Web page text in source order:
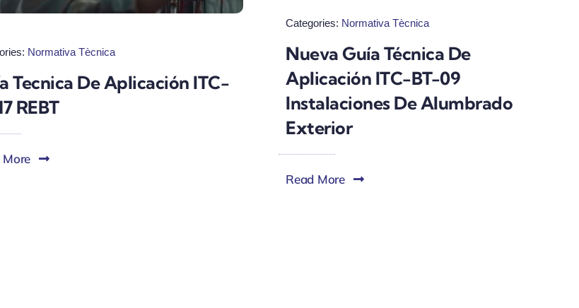
Normativa Tècnica
Tecnica De Aplicación ITC-
REBT
More
Categories: Normativa Tècnica
Nueva Guía Técnica De
Aplicación ITC-BT-09
Instalaciones De Alumbrado
Exterior
Read More